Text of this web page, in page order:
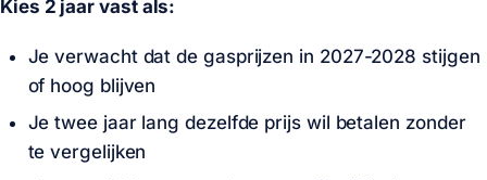
Kies 2 jaar vast als:
Je verwacht dat de gasprijzen in 2027-2028 stijgen
of hoog blijven
Je twee jaar lang dezelfde prijs wil betalen zonder
te vergelijken